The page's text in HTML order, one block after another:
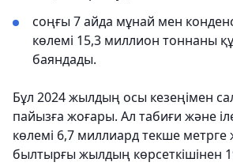
соңғы 7 айда мұнай мен
көлемі 15,3 миллион тоннаны
баяндады.
Бұл 2024 жылдың осы кезеңімен
пайызға жоғары. Ал табиғи және
көлемі 6,7 миллиард текше метрге
былтырғы жылдың көрсеткішінен